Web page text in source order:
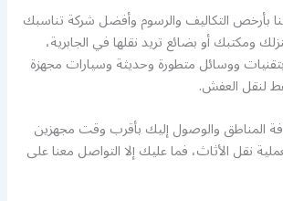
بأرخص التكاليف والرسوم وأفضل شركة تناسبك
ومكتبك أو بضائع تريد نقلها في الجابرية،
ووسائل متطورة وحديثة وسيارات مجهزة
لنقل العفش.
المناطق والوصول إليك بأقرب وقت مجهزين
نقل الأثاث، فما عليك إلا التواصل معنا على